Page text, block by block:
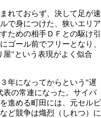
れておらず、決して足が速
で身につけた、狭いエリア
ための相手ＤＦとの駆け引
ゴール前でフリーとなり、
"という表現がよく似合
年になってからという"遅
の常連になった。サイバ
進める町田には、元セルビ
ど競争は熾烈（しれつ）に